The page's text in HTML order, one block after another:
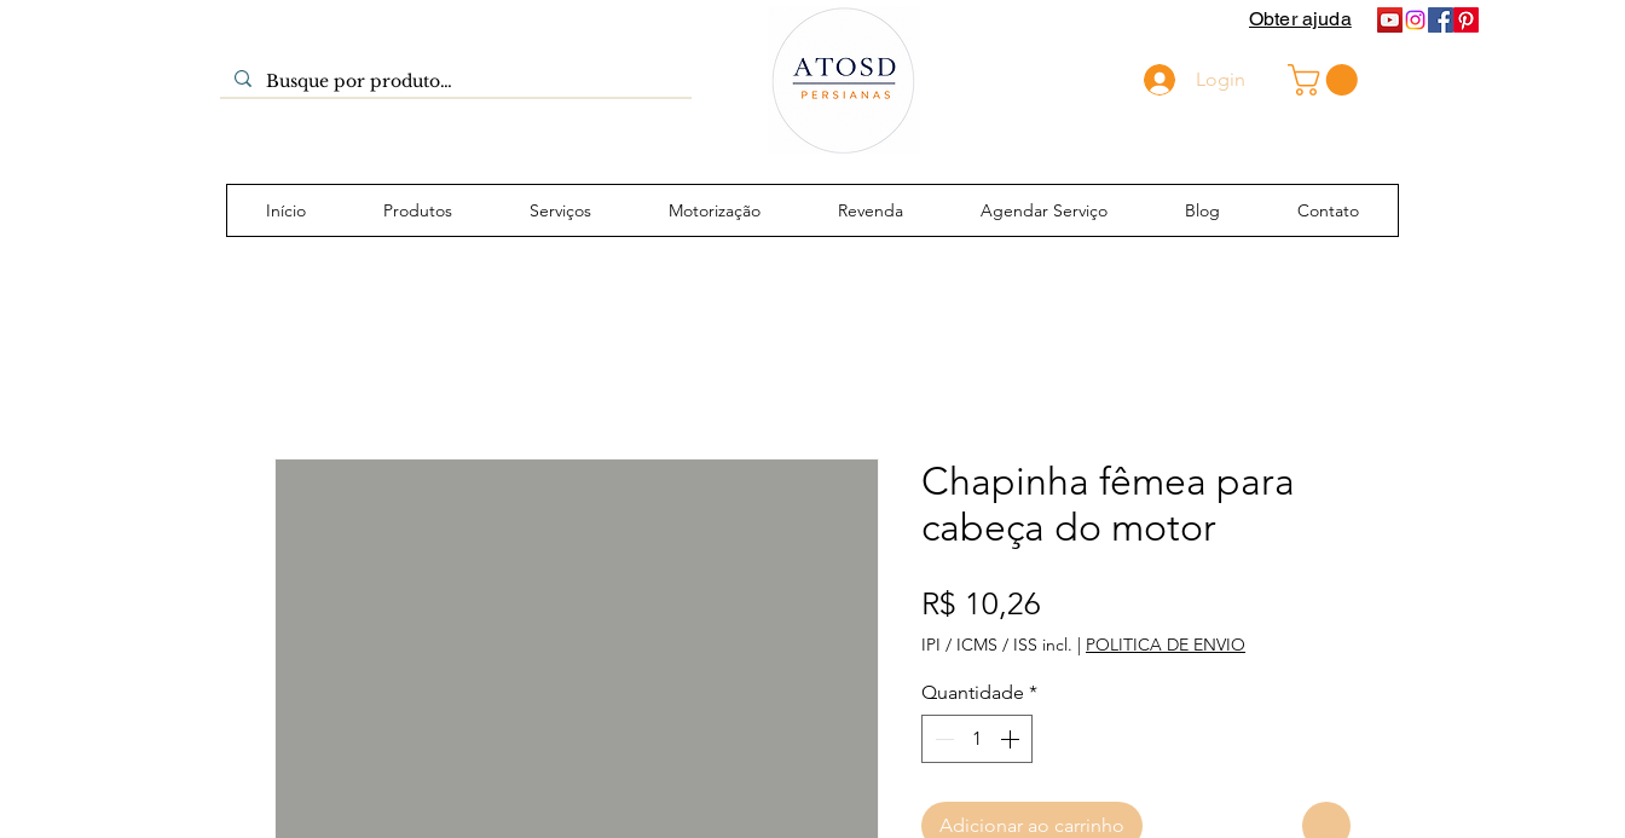
Obter ajuda
Login
Início Produtos Serviços Motorização Revenda Agendar Serviço Blog Contato
Chapinha fêmea para
cabeça do motor
R$ 10,26
IPI / ICMS / ISS incl. | POLITICA DE ENVIO
Quantidade *
Adicionar ao carrinho